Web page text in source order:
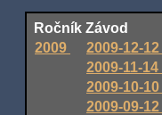
Ročník Závod
2009
2009-12-12
2009-11-14
2009-10-10
2009-09-12